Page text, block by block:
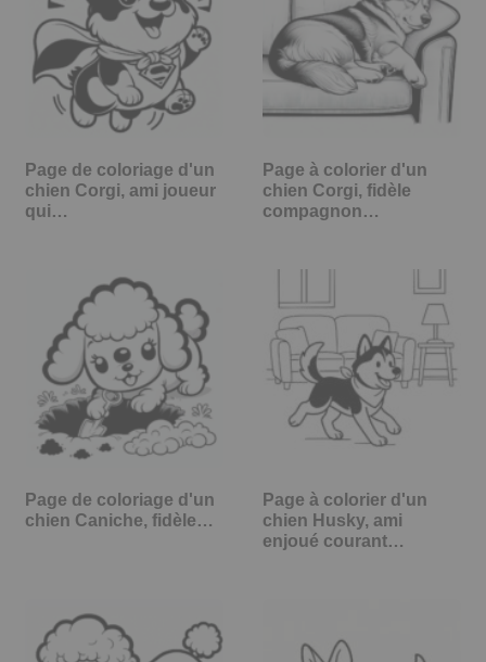
Page de coloriage d'un
chien Corgi, ami joueur
qui…
Page à colorier d'un
chien Corgi, fidèle
compagnon…
Page de coloriage d'un
chien Caniche, fidèle…
Page à colorier d'un
chien Husky, ami
enjoué courant…